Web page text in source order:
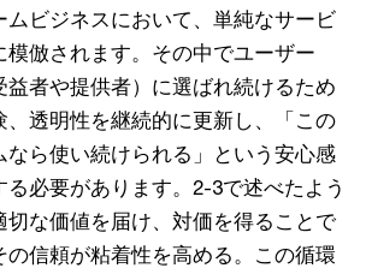
ムビジネスにおいて、単純なサービ
模倣されます。その中でユーザー
益者や提供者）に選ばれ続けるため
、透明性を継続的に更新し、「この
なら使い続けられる」という安心感
る必要があります。2-3で述べたよう
切な価値を届け、対価を得ることで
の信頼が粘着性を高める。この循環